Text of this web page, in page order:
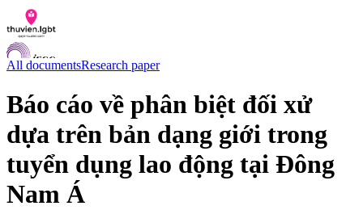
Documents
Q&A
Contact us
LGBTI Inclusion Index
All documentsResearch paper
Báo cáo về phân biệt đối xử
dựa trên bản dạng giới trong
tuyển dụng lao động tại Đông
Nam Á